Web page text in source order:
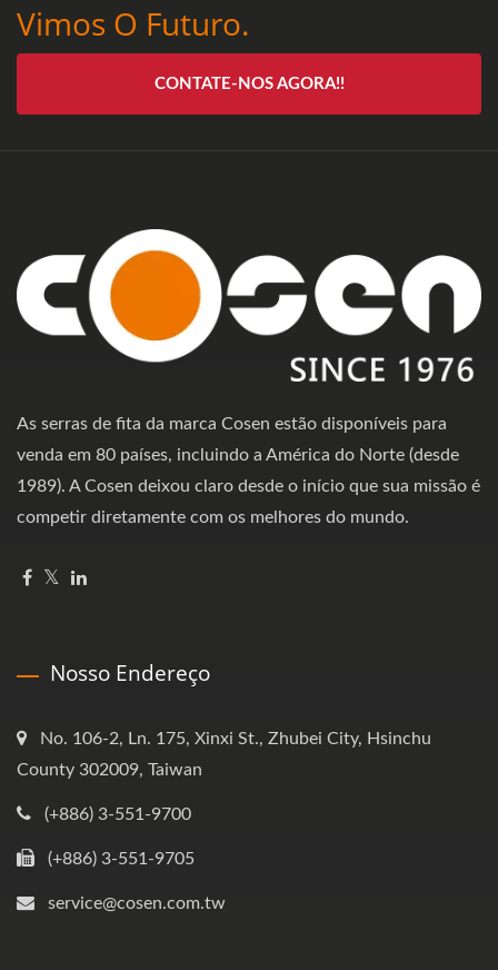
Vimos O Futuro.
CONTATE-NOS AGORA!!
As serras de fita da marca Cosen estão disponíveis para
venda em 80 países, incluindo a América do Norte (desde
1989). A Cosen deixou claro desde o início que sua missão é
competir diretamente com os melhores do mundo.
Nosso Endereço
No. 106-2, Ln. 175, Xinxi St., Zhubei City, Hsinchu
County 302009, Taiwan
(+886) 3-551-9700
(+886) 3-551-9705
service@cosen.com.tw